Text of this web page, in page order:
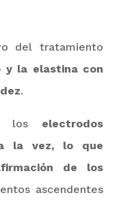
del tratamiento
y la elastina con
.
los
electrodos
la vez, lo que
de los
ascendentes